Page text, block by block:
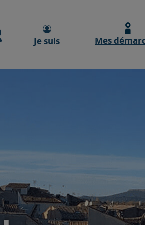
Moteur de recherche
Je suis Mes